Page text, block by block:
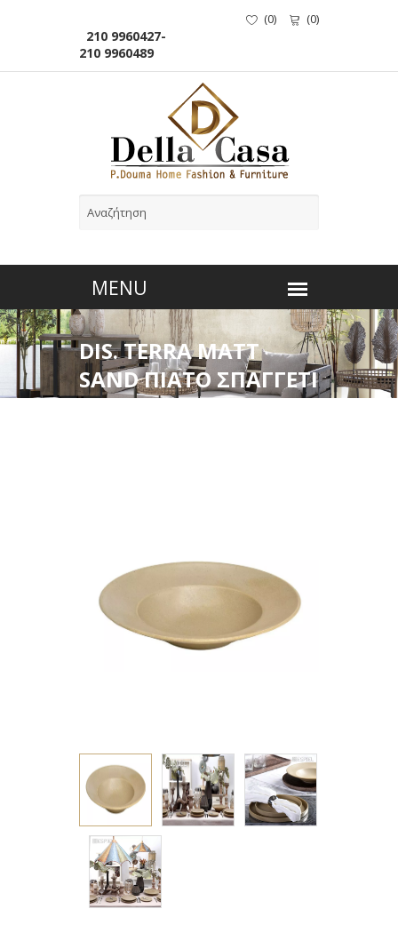
210 9960427-
210 9960489
(0) (0)
DIS. TERRA MATT
SAND ΠΙΑΤΟ ΣΠΑΓΓΕΤΙ
ΩΧΡΑ 27χ5.5ΕΚ